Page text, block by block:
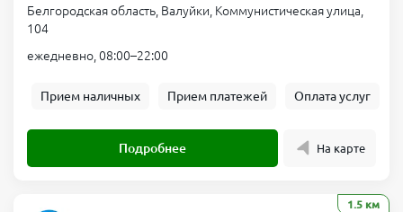
Белгородская область, Валуйки, Коммунистическая улица,
104
ежедневно, 08:00–22:00
Прием наличных Прием платежей Оплата услуг
Подробнее На карте
1.5 км